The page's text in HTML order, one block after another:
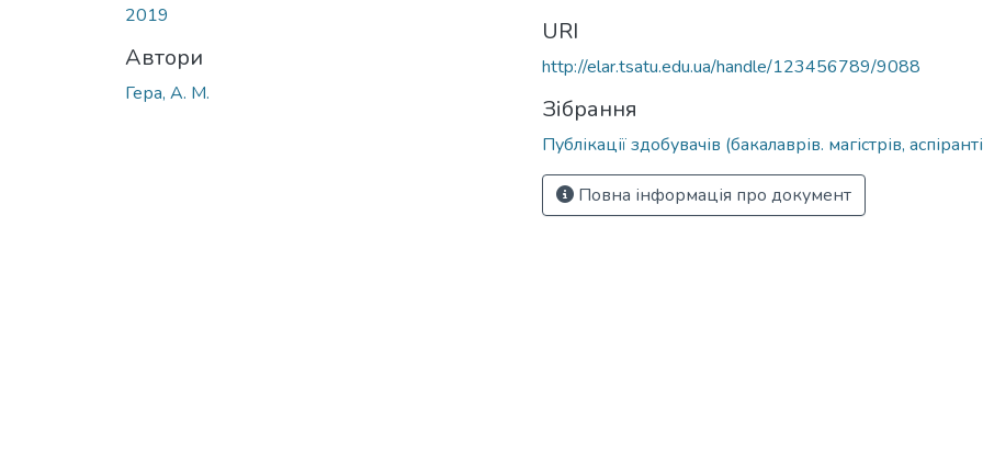
2019
Автори
Гера, А. М.
URI
http://elar.tsatu.edu.ua/handle/123456789/9088
Зібрання
Публікації здобувачів (бакалаврів. магістрів,
Повна інформація про документ